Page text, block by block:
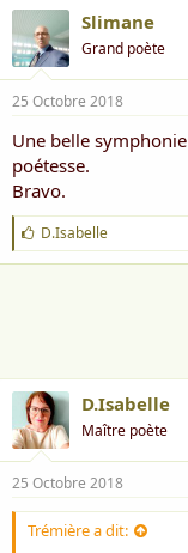
Slimane
Grand poète
25 Octobre 2018
Une belle
poétesse.
Bravo.
J
'
a
D.Isabelle
D.Isabelle
Maître poète
25 Octobre 2018
Trémière a dit: